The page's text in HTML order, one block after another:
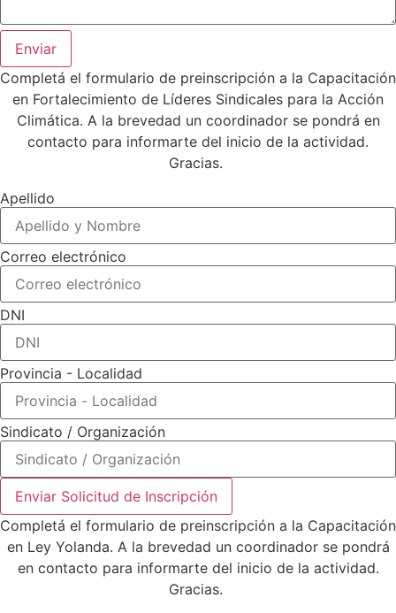
Enviar
Completá el formulario de preinscripción a la Capacitación
en Fortalecimiento de Líderes Sindicales para la Acción
Climática. A la brevedad un coordinador se pondrá en
contacto para informarte del inicio de la actividad.
Gracias.
Apellido
Correo electrónico
DNI
Provincia - Localidad
Sindicato / Organización
Enviar Solicitud de Inscripción
Completá el formulario de preinscripción a la Capacitación
en Ley Yolanda. A la brevedad un coordinador se pondrá
en contacto para informarte del inicio de la actividad.
Gracias.